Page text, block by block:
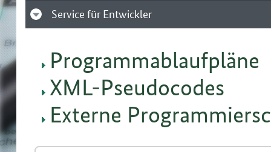
Service für Entwickler
Programmablaufpläne
XML-Pseudocodes
Externe